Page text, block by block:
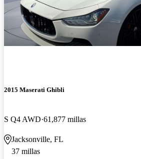
2015 Maserati Ghibli
S Q4 AWD 61,877 millas
Jacksonville, FL
37 millas